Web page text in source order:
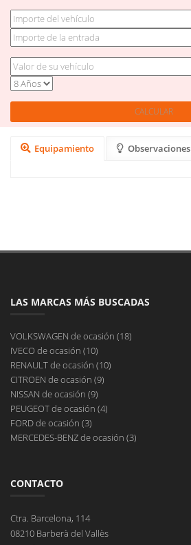
Equipamiento Observaciones
LAS MARCAS MÁS BUSCADAS
VOLKSWAGEN de ocasión (18)
IVECO de ocasión (10)
RENAULT de ocasión (10)
CITROEN de ocasión (9)
NISSAN de ocasión (9)
PEUGEOT de ocasión (4)
FORD de ocasión (3)
MERCEDES-BENZ de ocasión (3)
CONTACTO
Ctra. Barcelona, 114
08210 Barberà del Vallès